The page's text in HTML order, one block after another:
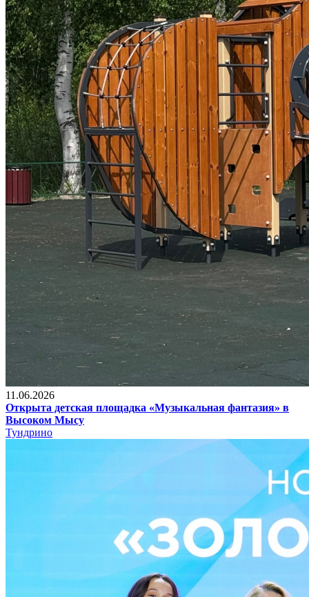
11.06.2026
Открыта детская площадка «Музыкальная фантазия» в
Высоком Мысу
Тундрино